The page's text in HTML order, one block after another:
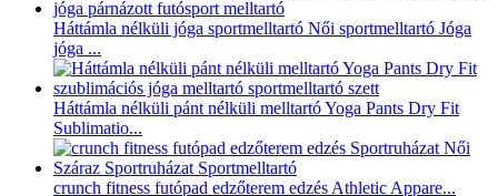
Háttámla nélküli jóga sportmelltartó Női sportmelltartó Jóga
jóga ...
Háttámla nélküli pánt nélküli melltartó Yoga Pants Dry Fit
Sublimatio...
crunch fitness futópad edzőterem edzés Athletic Appare...